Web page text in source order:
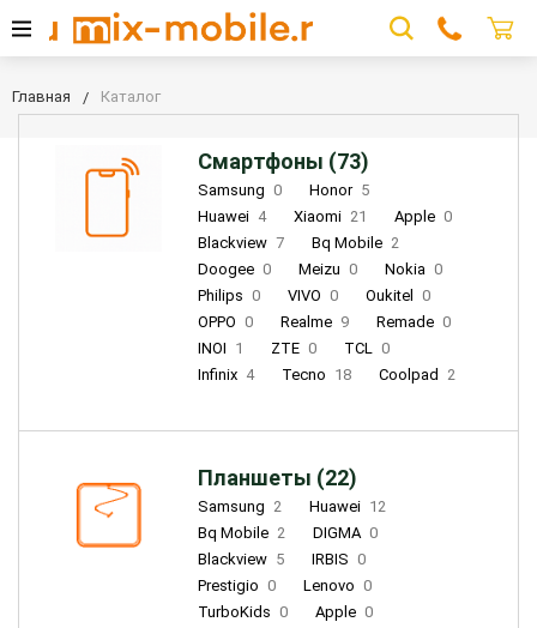
Главная Каталог
Смартфоны (73)
Samsung 0 Honor 5
Huawei 4 Xiaomi 21 Apple 0
Blackview 7 Bq Mobile 2
Doogee 0 Meizu 0 Nokia 0
Philips 0 VIVO 0 Oukitel
0
OPPO 0 Realme 9 Remade 0
INOI 1 ZTE 0 TCL 0
Infinix 4 Tecno 18 Coolpad 2
Планшеты (22)
Samsung 2 Huawei 12
Bq Mobile 2 DIGMA 0
Blackview 5 IRBIS 0
Prestigio 0 Lenovo 0
TurboKids 0 Apple 0